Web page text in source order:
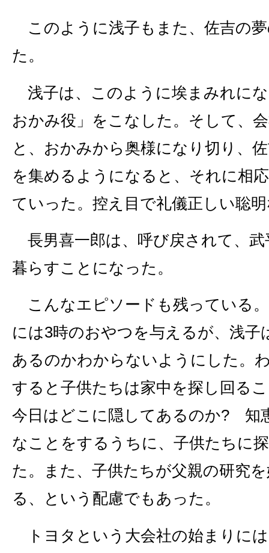
このように浅子もまた、佐吉の
た。
浅子は、このように埃まみれに
おかみ役」をこなした。そして、
と、おかみから奥様になり切り、
を集めるようになると、それに相
ていった。控え目で礼儀正しい聡
長男喜一郎は、呼び戻されて、
暮らすことになった。
こんなエピソードも残っている
には3時のおやつを与えるが、浅子
あるのかわからないようにした。
すると子供たちは家中を探し回る
今日はどこに隠してあるのか? 知
なことをするうちに、子供たちに
た。また、子供たちが父親の研究
る、という配慮でもあった。
トヨタという大会社の始まりに